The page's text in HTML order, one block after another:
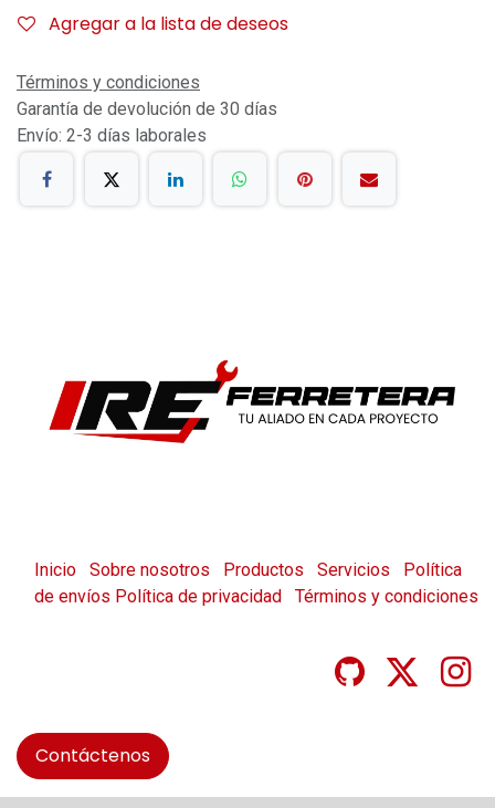
Agregar a la lista de deseos
Términos y condiciones
Garantía de devolución de 30 días
Envío: 2-3 días laborales
Inicio Sobre nosotros Productos Servicios
Política
de envíos Política de privacidad Términos y condiciones
Contáctenos